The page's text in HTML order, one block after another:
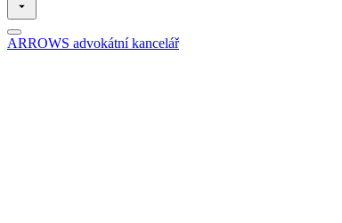
ARROWS advokátní kancelář